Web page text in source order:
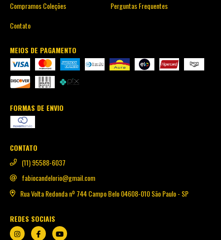
Compramos Coleções
Perguntas Frequentes
Contato
MEIOS DE PAGAMENTO
FORMAS DE ENVIO
CONTATO
(11) 95588-6037
fabiocandelorio@gmail.com
Rua Volta Redonda nº 744 Campo Belo 04608-010 São Paulo - SP
REDES SOCIAIS